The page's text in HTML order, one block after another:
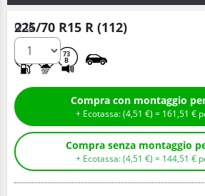
225/70 R15 R (112)
73
B
Q.tà
+ Ecotassa: (4,51 € ) = 161,51 €
+ Ecotassa: (4,51 € ) = 144,51 €